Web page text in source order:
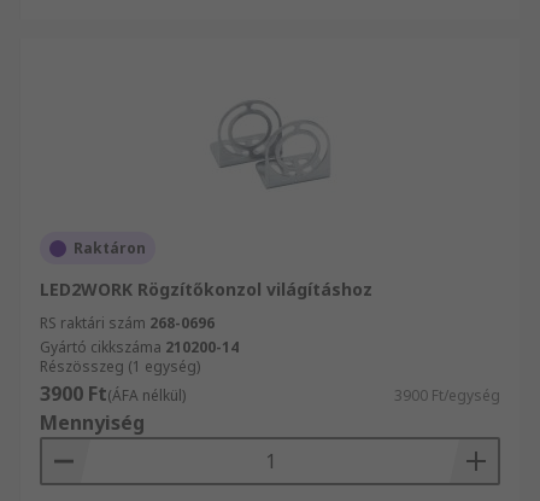
Raktáron
LED2WORK Rögzítőkonzol világításhoz
RS raktári szám 268-0696
Gyártó cikkszáma 210200-14
Részösszeg (1 egység)
3900 Ft(ÁFA nélkül) 3900 Ft/egység
Mennyiség